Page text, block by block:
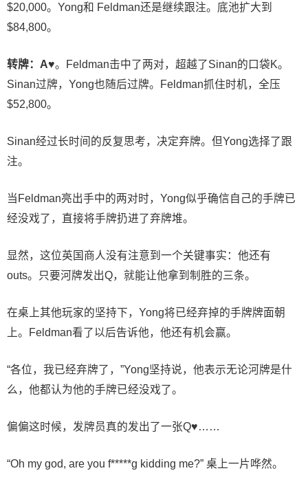
$20,000。Yong和 Feldman还是继续跟注。底池扩大到
$84,800。
转牌： A♥。Feldman击中了两对，超越了Sinan的口袋K。
Sinan过牌，Yong也随后过牌。Feldman抓住时机，全压
$52,800。
Sinan经过长时间的反复思考，决定弃牌。但Yong选择了跟
注。
当Feldman亮出手中的两对时，Yong似乎确信自己的手牌已
经没戏了，直接将手牌扔进了弃牌堆。
显然，这位英国商人没有注意到一个关键事实：他还有
outs。只要河牌发出Q，就能让他拿到制胜的三条。
在桌上其他玩家的坚持下，Yong将已经弃掉的手牌牌面朝
上。Feldman看了以后告诉他，他还有机会赢。
“各位，我已经弃牌了，”Yong坚持说，他表示无论河牌是什
么，他都认为他的手牌已经没戏了。
偏偏这时候，发牌员真的发出了一张Q♥……
“Oh my god, are you f*****g kidding me?” 桌上一片哗然。